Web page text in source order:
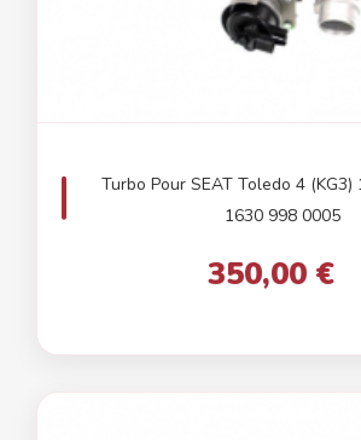
Turbo Pour SEAT Toledo 4 (KG3)
1630 998 0005
350,00 €